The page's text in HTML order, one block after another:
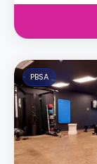
PBSA